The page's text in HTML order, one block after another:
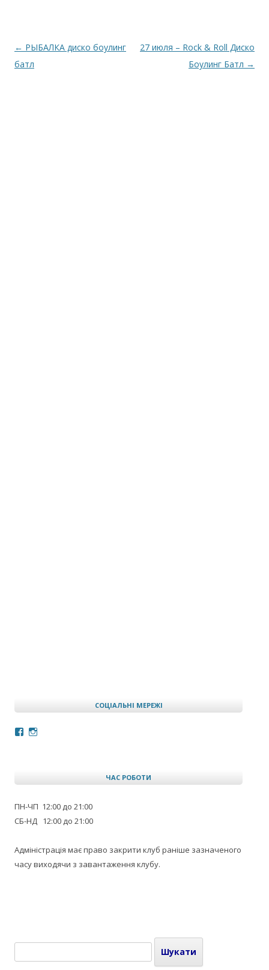
Навігація по запису
← РЫБАЛКА диско боулинг
батл
27 июля – Rock & Roll Диско
Боулинг Батл →
СОЦІАЛЬНІ МЕРЕЖІ
Facebook
Instagram
ЧАС РОБОТИ
ПН-ЧП 12:00 до 21:00
СБ-НД 12:00 до 21:00
Адміністрація має право закрити клуб раніше зазначеного
часу виходячи з завантаження клубу.
Пошук: